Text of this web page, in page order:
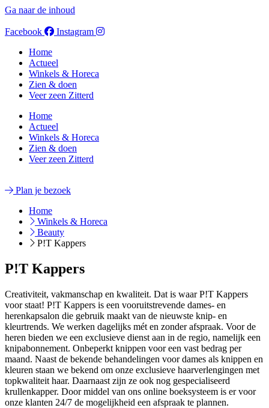
Ga naar de inhoud
Facebook
Instagram
Home
Actueel
Winkels & Horeca
Zien & doen
Veer zeen Zitterd
Home
Actueel
Winkels & Horeca
Zien & doen
Veer zeen Zitterd
Plan je bezoek
Home
Winkels & Horeca
Beauty
P!T Kappers
P!T Kappers
Creativiteit, vakmanschap en kwaliteit. Dat is waar P!T Kappers
voor staat! P!T Kappers is een vooruitstrevende dames- en
herenkapsalon die gebruik maakt van de nieuwste knip- en
kleurtrends. We werken dagelijks mét en zonder afspraak. Voor de
heren bieden we een exclusieve dienst aan in de regio, namelijk een
knipabonnement. Onbeperkt knippen voor een vast bedrag per
maand. Naast de bekende behandelingen voor dames als knippen en
kleuren staan we bekend om onze exclusieve haarverlengingen met
topkwaliteit haar. Daarnaast zijn ze ook nog gespecialiseerd
krullenkapper. Door middel van ons online boeksysteem is er voor
onze klanten 24/7 de mogelijkheid een afspraak te plannen.